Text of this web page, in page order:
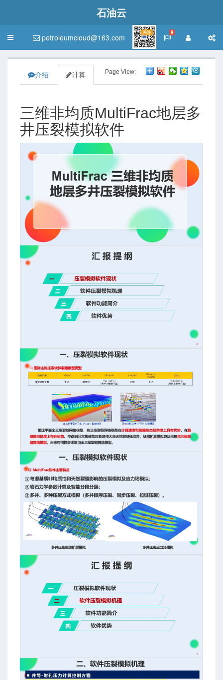
石油云
Toggle
petroleumcloud@163.com
关注 9
2018）
介绍 计算 Page View:
三维非均质MultiFrac地层多
井压裂模拟软件